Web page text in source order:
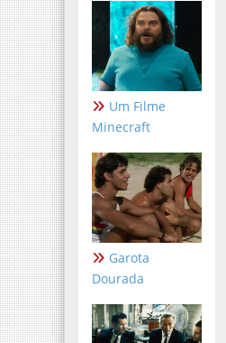
Um Filme
Minecraft
Garota
Dourada